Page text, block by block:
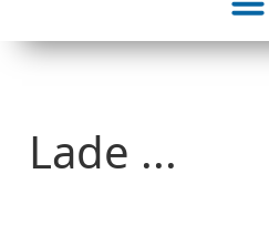
Lade ...